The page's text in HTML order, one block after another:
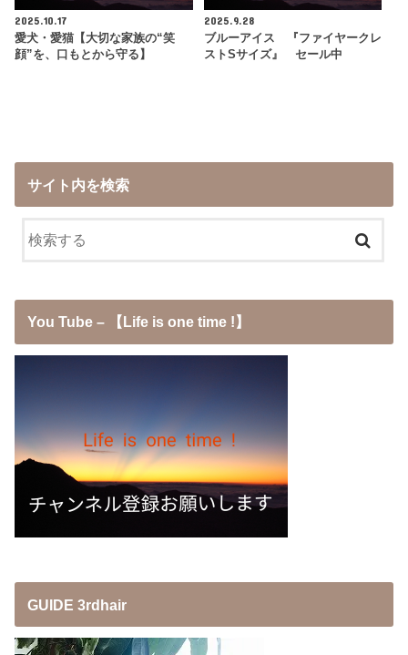
2025.10.17
愛犬・愛猫【大切な家族の“笑
顔”を、口もとから守る】
2025.9.28
ブルーアイス 『ファイヤークレ
ストSサイズ』 セール中
サイト内を検索
You Tube – 【Life is one time !】
GUIDE 3rdhair